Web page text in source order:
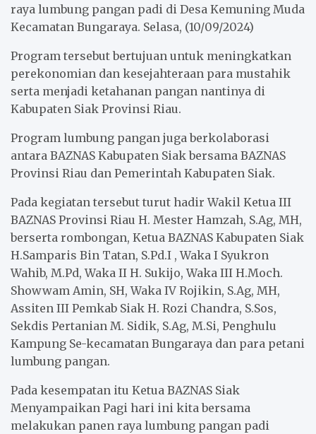
o
k
r
p
p
raya lumbung pangan padi di Desa Kemuning Muda
Kecamatan Bungaraya. Selasa, (10/09/2024)
Program tersebut bertujuan untuk meningkatkan
perekonomian dan kesejahteraan para mustahik
serta menjadi ketahanan pangan nantinya di
Kabupaten Siak Provinsi Riau.
Program lumbung pangan juga berkolaborasi
antara BAZNAS Kabupaten Siak bersama BAZNAS
Provinsi Riau dan Pemerintah Kabupaten Siak.
Pada kegiatan tersebut turut hadir Wakil Ketua III
BAZNAS Provinsi Riau H. Mester Hamzah, S.Ag, MH,
berserta rombongan, Ketua BAZNAS Kabupaten Siak
H.Samparis Bin Tatan, S.Pd.I , Waka I Syukron
Wahib, M.Pd, Waka II H. Sukijo, Waka III H.Moch.
Showwam Amin, SH, Waka IV Rojikin, S.Ag, MH,
Assiten III Pemkab Siak H. Rozi Chandra, S.Sos,
Sekdis Pertanian M. Sidik, S.Ag, M.Si, Penghulu
Kampung Se-kecamatan Bungaraya dan para petani
lumbung pangan.
Pada kesempatan itu Ketua BAZNAS Siak
Menyampaikan Pagi hari ini kita bersama
melakukan panen raya lumbung pangan padi